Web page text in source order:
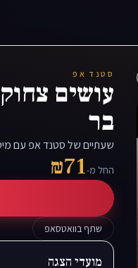
סטנד אפ
עושים
בר
שעתיים של סטנד אפ עם
החל מ-₪71
שתף בוואטסאפ
מועדי הצגה